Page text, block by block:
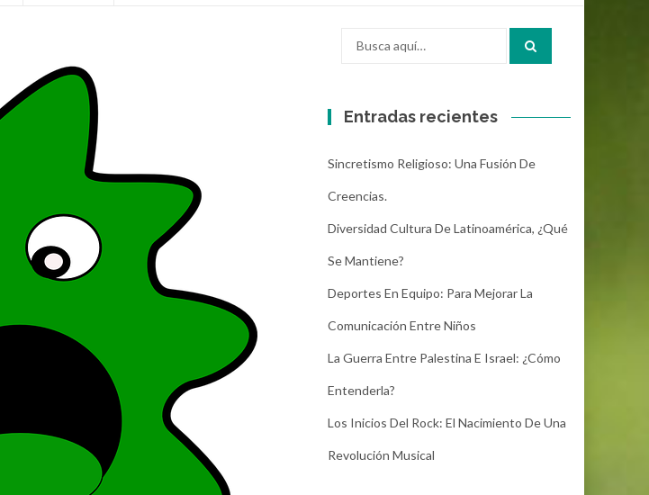
Entradas recientes
Sincretismo Religioso: Una Fusión De
Creencias.
Diversidad Cultura De Latinoamérica, ¿Qué
Se Mantiene?
Deportes En Equipo: Para Mejorar La
Comunicación Entre Niños
La Guerra Entre Palestina E Israel: ¿Cómo
Entenderla?
Los Inicios Del Rock: El Nacimiento De Una
Revolución Musical